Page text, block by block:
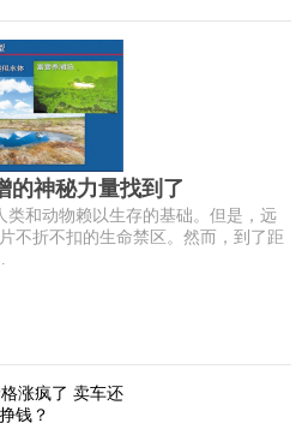
的神秘力量找到了
类和动物赖以生存的基础。但是，远
不折不扣的生命禁区。然而，到了距